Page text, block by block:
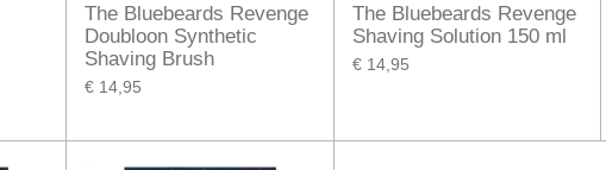
The Bluebeards Revenge
Doubloon Synthetic
Shaving Brush
€ 14,95
The Bluebeards Revenge
Shaving Solution 150 ml
€ 14,95